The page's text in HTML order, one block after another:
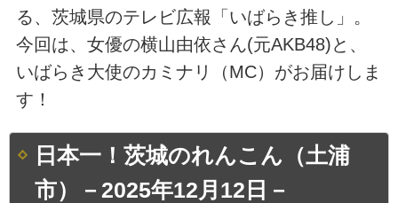
る、茨城県のテレビ広報「いばらき推し」。
今回は、女優の横山由依さん(元AKB48)と、
いばらき大使のカミナリ（MC）がお届けしま
す！
日本一！茨城のれんこん（土浦
市）－2025年12月12日－